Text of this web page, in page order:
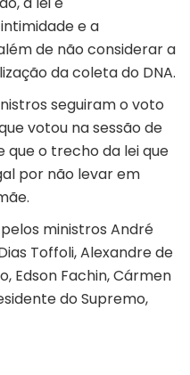
e a
de não considerar a
da coleta do DNA.
seguiram o voto
votou na sessão de
que o trecho da lei que
por não levar em
ministros André
Toffoli, Alexandre de
Edson Fachin, Cármen
do Supremo,